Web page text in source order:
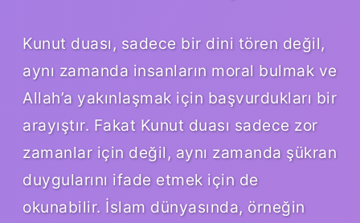
Kunut duası, sadece bir dini tören değil,
aynı zamanda insanların moral bulmak ve
Allah’a yakınlaşmak için başvurdukları bir
arayıştır. Fakat Kunut duası sadece zor
zamanlar için değil, aynı zamanda şükran
duygularını ifade etmek için de
okunabilir. İslam dünyasında, örneğin